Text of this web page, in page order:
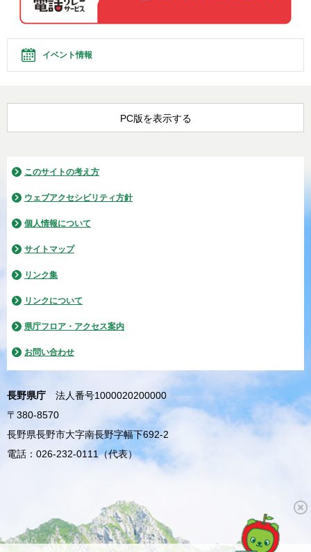
イベント情報
PC版を表示する
このサイトの考え方
ウェブアクセシビリティ方針
個人情報について
サイトマップ
リンク集
リンクについて
県庁フロア・アクセス案内
お問い合わせ
長野県庁
法人番号1000020200000
〒380-8570
長野県長野市大字南長野字幅下692-2
電話：026-232-0111（代表）